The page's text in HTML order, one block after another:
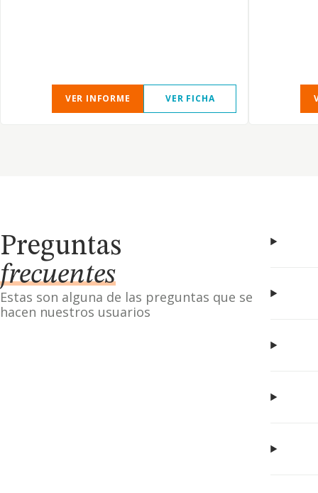
VER INFORME VER FICHA
Preguntas
frecuentes
Estas son alguna de las preguntas que se
hacen nuestros usuarios